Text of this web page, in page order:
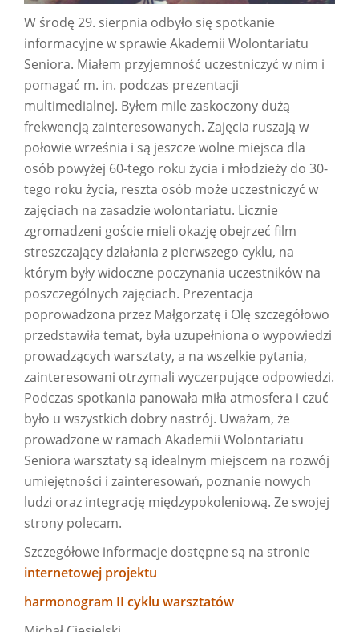
W środę 29. sierpnia odbyło się spotkanie
informacyjne w sprawie Akademii Wolontariatu
Seniora. Miałem przyjemność uczestniczyć w nim i
pomagać m. in. podczas prezentacji
multimedialnej. Byłem mile zaskoczony dużą
frekwencją zainteresowanych. Zajęcia ruszają w
połowie września i są jeszcze wolne miejsca dla
osób powyżej 60-tego roku życia i młodzieży do 30-
tego roku życia, reszta osób może uczestniczyć w
zajęciach na zasadzie wolontariatu. Licznie
zgromadzeni goście mieli okazję obejrzeć film
streszczający działania z pierwszego cyklu, na
którym były widoczne poczynania uczestników na
poszczególnych zajęciach. Prezentacja
poprowadzona przez Małgorzatę i Olę szczegółowo
przedstawiła temat, była uzupełniona o wypowiedzi
prowadzących warsztaty, a na wszelkie pytania,
zainteresowani otrzymali wyczerpujące odpowiedzi.
Podczas spotkania panowała miła atmosfera i czuć
było u wszystkich dobry nastrój. Uważam, że
prowadzone w ramach Akademii Wolontariatu
Seniora warsztaty są idealnym miejscem na rozwój
umiejętności i zainteresowań, poznanie nowych
ludzi oraz integrację międzypokoleniową. Ze swojej
strony polecam.
Szczegółowe informacje dostępne są na stronie
internetowej projektu
harmonogram II cyklu warsztatów